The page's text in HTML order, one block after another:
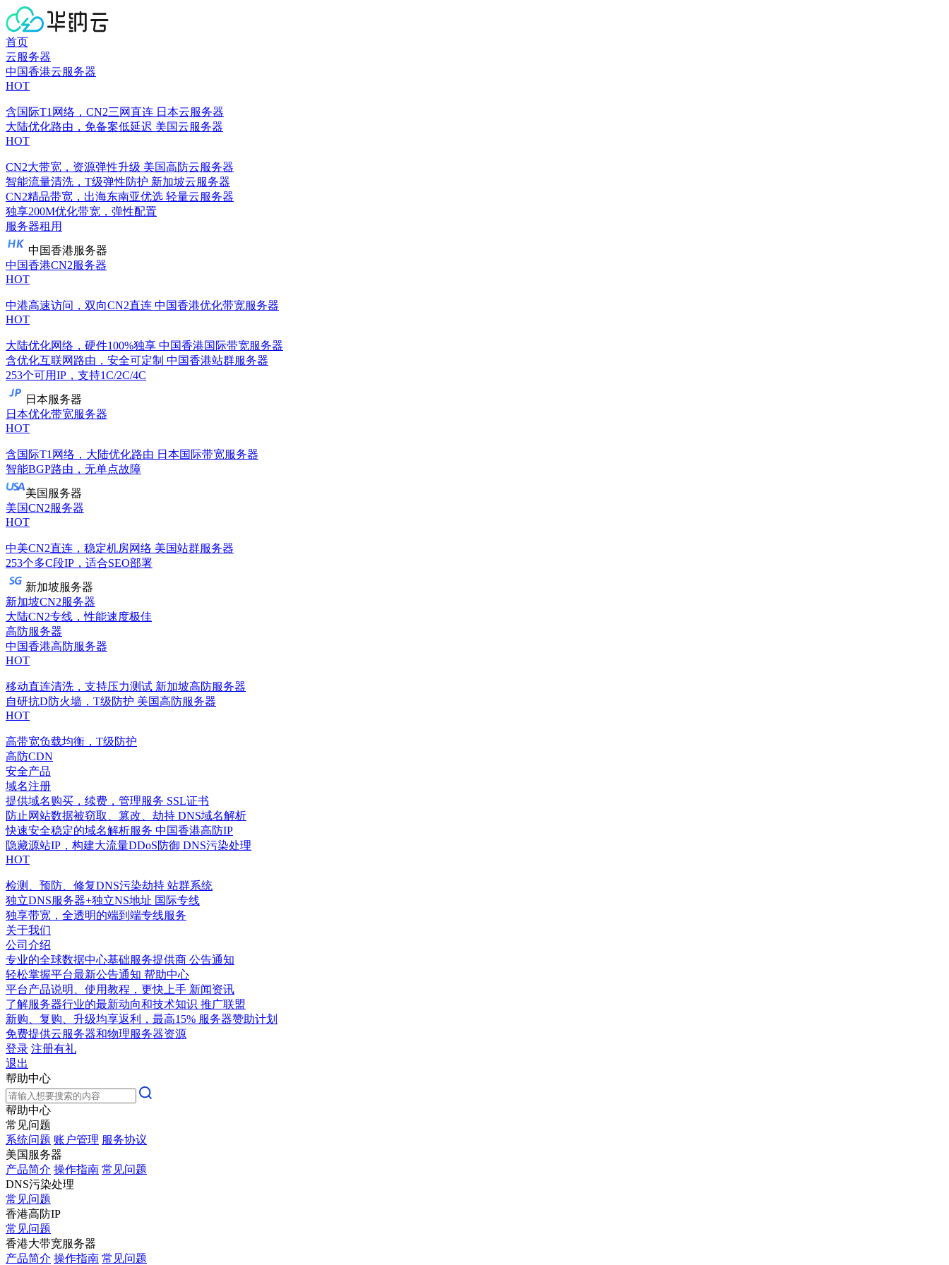
首页
云服务器
中国香港云服务器
HOT
含国际T1网络，CN2三网直连 日本云服务器
大陆优化路由，免备案低延迟 美国云服务器
HOT
CN2大带宽，资源弹性升级 美国高防云服务器
智能流量清洗，T级弹性防护 新加坡云服务器
CN2精品带宽，出海东南亚优选 轻量云服务器
独享200M优化带宽，弹性配置
服务器租用
中国香港服务器
中国香港CN2服务器
HOT
中港高速访问，双向CN2直连 中国香港优化带宽服务器
HOT
大陆优化网络，硬件100%独享 中国香港国际带宽服务器
含优化互联网路由，安全可定制 中国香港站群服务器
253个可用IP，支持1C/2C/4C
日本服务器
日本优化带宽服务器
HOT
含国际T1网络，大陆优化路由 日本国际带宽服务器
智能BGP路由，无单点故障
美国服务器
美国CN2服务器
HOT
中美CN2直连，稳定机房网络 美国站群服务器
253个多C段IP，适合SEO部署
新加坡服务器
新加坡CN2服务器
大陆CN2专线，性能速度极佳
高防服务器
中国香港高防服务器
HOT
移动直连清洗，支持压力测试 新加坡高防服务器
自研抗D防火墙，T级防护 美国高防服务器
HOT
高带宽负载均衡，T级防护
高防CDN
安全产品
域名注册
提供域名购买，续费，管理服务 SSL证书
防止网站数据被窃取、篡改、劫持 DNS域名解析
快速安全稳定的域名解析服务 中国香港高防IP
隐藏源站IP，构建大流量DDoS防御 DNS污染处理
HOT
检测、预防、修复DNS污染劫持 站群系统
独立DNS服务器+独立NS地址 国际专线
独享带宽，全透明的端到端专线服务
关于我们
公司介绍
专业的全球数据中心基础服务提供商 公告通知
轻松掌握平台最新公告通知 帮助中心
平台产品说明、使用教程，更快上手 新闻资讯
了解服务器行业的最新动向和技术知识 推广联盟
新购、复购、升级均享返利，最高15% 服务器赞助计划
免费提供云服务器和物理服务器资源
登录 注册有礼
退出
帮助中心
帮助中心
常见问题
系统问题 账户管理 服务协议
美国服务器
产品简介 操作指南 常见问题
DNS污染处理
常见问题
香港高防IP
常见问题
香港大带宽服务器
产品简介 操作指南 常见问题